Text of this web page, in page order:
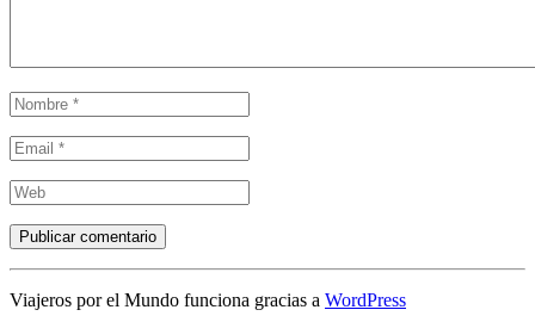
Viajeros por el Mundo funciona gracias a WordPress